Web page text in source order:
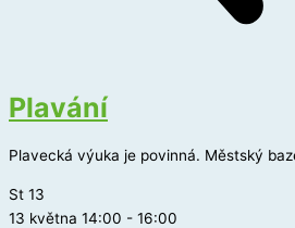
Plavání
Plavecká výuka je povinná. Městský
St 13
13 května 14:00 - 16:00